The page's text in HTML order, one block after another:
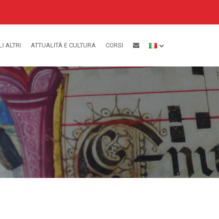
ALTRI ATTUALITÀ E CULTURA CORSI